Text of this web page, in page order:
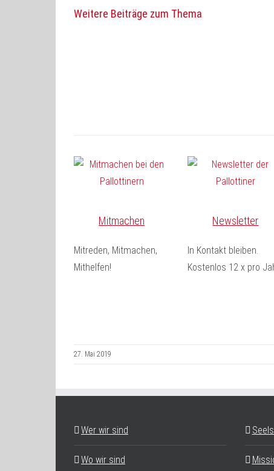
Weitere Beiträge zum Thema
Mitmachen
Mitreden, Mitmachen,
Mithelfen!
Newsletter
In Kontakt bleiben.
Kostenlos 12 x pro
27. Mai 2019
Wer wir sind
Wo wir sind